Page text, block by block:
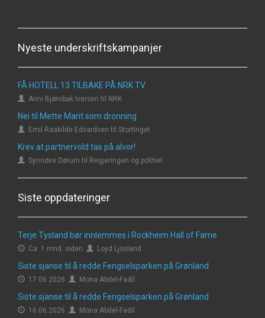
Nyeste underskriftskampanjer
FÅ HOTELL 13 TILBAKE PÅ NRK TV
Anni Bjørnbak Iversen til NRK
Nei til Mette Marit som dronning
Emil Raakilde Edvardsen til Stortinget
Krev at partnervold tas på alvor!
Synnøve Dørum til Regjeringen og politiet
Siste oppdateringer
Terje Tysland bør innlemmes i Rockheim Hall of Fame
Ca. 1 mnd. siden Loyd Ljosland
Siste sjanse til å redde Fengselsparken på Grønland
17.06.2026 Mona Abdel-Fadil
Siste sjanse til å redde Fengselsparken på Grønland
16.06.2026 Mona Abdel-Fadil